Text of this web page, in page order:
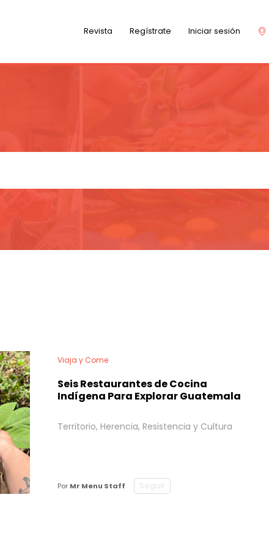
Revista Regístrate Iniciar sesión
Viaja y Come
Seis Restaurantes de Cocina
Indígena Para Explorar Guatemala
Territorio, Herencia, Resistencia y Cultura
Por Mr Menu Staff Seguir